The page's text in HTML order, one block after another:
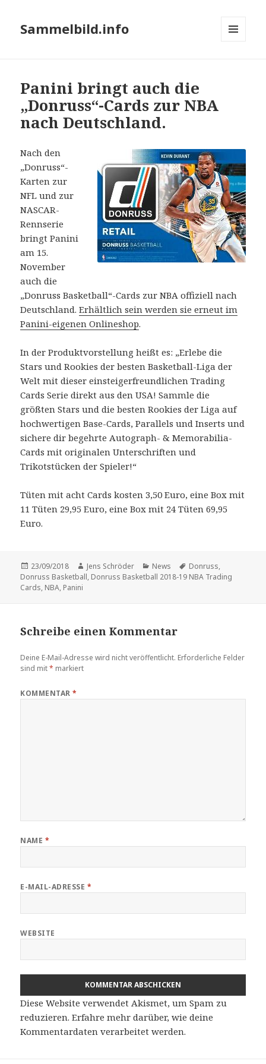
Sammelbild.info
Panini bringt auch die
„Donruss“-Cards zur NBA
nach Deutschland.
Nach den
„Donruss“-
Karten zur
NFL und zur
NASCAR-
Rennserie
bringt Panini
am 15.
November
auch die
„Donruss Basketball“-Cards zur NBA offiziell nach
Deutschland.Erhältlich sein werden sie erneut im
Panini-eigenen Onlineshop.
In der Produktvorstellung heißt es: „Erlebe die
Stars und Rookies der besten Basketball-Liga der
Welt mit dieser einsteigerfreundlichen Trading
Cards Serie direkt aus den USA! Sammle die
größten Stars und die besten Rookies der Liga auf
hochwertigen Base-Cards, Parallels und Inserts und
sichere dir begehrte Autograph- & Memorabilia-
Cards mit originalen Unterschriften und
Trikotstücken der Spieler!“
Tüten mit acht Cards kosten 3,50 Euro, eine Box mit
11 Tüten 29,95 Euro, eine Box mit 24 Tüten 69,95
Euro.
Veröffentlicht
am
23/09/2018 Autor
Jens Schröder Kategorien
News Schlagwörter
Donruss,
Donruss Basketball, Donruss Basketball 2018-19 NBA Trading
Cards, NBA, Panini
Schreibe einen Kommentar
Deine E-Mail-Adresse wird nicht veröffentlicht. Erforderliche Felder
sind mit* markiert
KOMMENTAR*
NAME *
E-MAIL-ADRESSE *
WEBSITE
Diese Website verwendet Akismet, um Spam zu
reduzieren.Erfahre mehr darüber, wie deine
Kommentardaten verarbeitet werden.